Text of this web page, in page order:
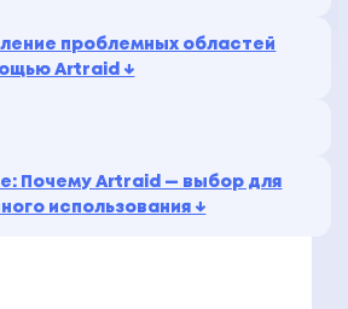
проблемных областей
Artraid ↓
Почему Artraid — выбор для
использования ↓